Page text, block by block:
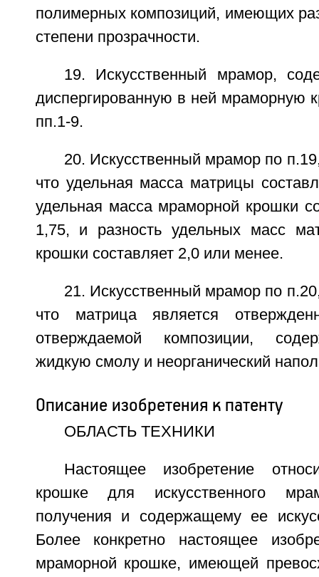
полимерных композиций, имеющих
степени прозрачности.
19. Искусственный мрамор,
диспергированную в ней мраморную
пп.1-9.
20. Искусственный мрамор по
что удельная масса матрицы
удельная масса мраморной крошки
1,75, и разность удельных масс
крошки составляет 2,0 или менее.
21. Искусственный мрамор по
что матрица является
отверждаемой композиции,
жидкую смолу и неорганический
Описание изобретения к патенту
ОБЛАСТЬ ТЕХНИКИ
Настоящее изобретение
крошке для искусственного
получения и содержащему ее
Более конкретно настоящее
мраморной крошке, имеющей